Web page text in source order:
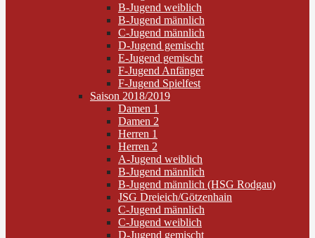
B-Jugend weiblich
B-Jugend männlich
C-Jugend männlich
D-Jugend gemischt
E-Jugend gemischt
F-Jugend Anfänger
F-Jugend Spielfest
Saison 2018/2019
Damen 1
Damen 2
Herren 1
Herren 2
A-Jugend weiblich
B-Jugend männlich
B-Jugend männlich (HSG Rodgau)
JSG Dreieich/Götzenhain
C-Jugend männlich
C-Jugend weiblich
D-Jugend gemischt